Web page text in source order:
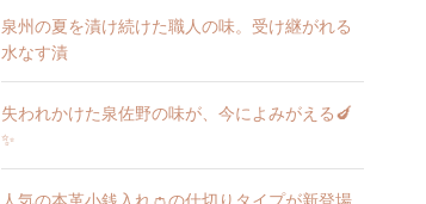
泉州の夏を漬け続けた職人の味。受け継がれる
水なす漬
失われかけた泉佐野の味が、今によみがえる🍆
✨
人気の本革小銭入れ👛の仕切りタイプが新登場